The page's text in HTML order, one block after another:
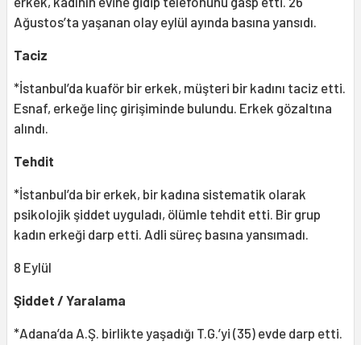
Ağustos’ta yaşanan olay eylül ayında basına yansıdı.
Taciz
*İstanbul’da kuaför bir erkek, müşteri bir kadını taciz etti.
Esnaf, erkeğe linç girişiminde bulundu. Erkek gözaltına
alındı.
Tehdit
*İstanbul’da bir erkek, bir kadına sistematik olarak
psikolojik şiddet uyguladı, ölümle tehdit etti. Bir grup
kadın erkeği darp etti. Adli süreç basına yansımadı.
8 Eylül
Şiddet / Yaralama
*Adana’da A.Ş. birlikte yaşadığı T.G.’yi (35) evde darp etti.